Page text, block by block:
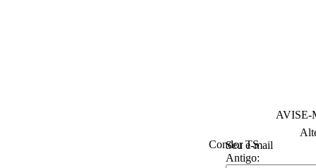
AVISE-
Condor TS
Seu e-mail
Antigo: